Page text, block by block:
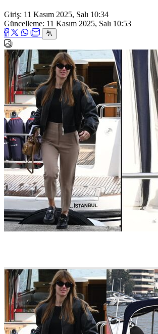
Giriş: 11 Kasım 2025, Salı 10:34
Güncelleme: 11 Kasım 2025, Salı 10:53